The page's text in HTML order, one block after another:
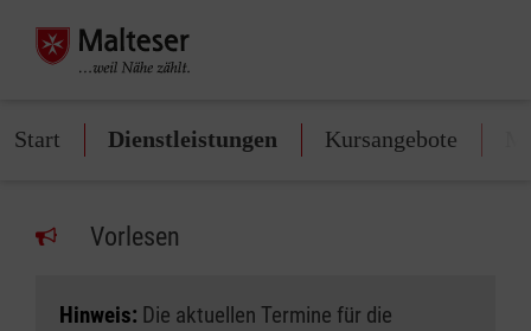
Start Dienstleistungen Kursangebote
Vorlesen
Hinweis: Die aktuellen Termine für die